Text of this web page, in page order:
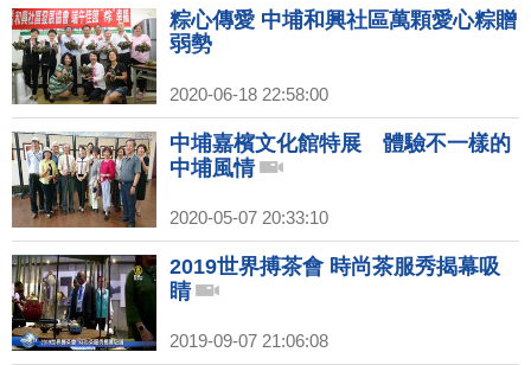
粽心傳愛 中埔和興社區萬顆愛心粽贈
弱勢
2020-06-18 22:58:00
中埔嘉檳文化館特展 體驗不一樣的
中埔風情
2020-05-07 20:33:10
2019世界搏茶會 時尚茶服秀揭幕吸
睛
2019-09-07 21:06:08